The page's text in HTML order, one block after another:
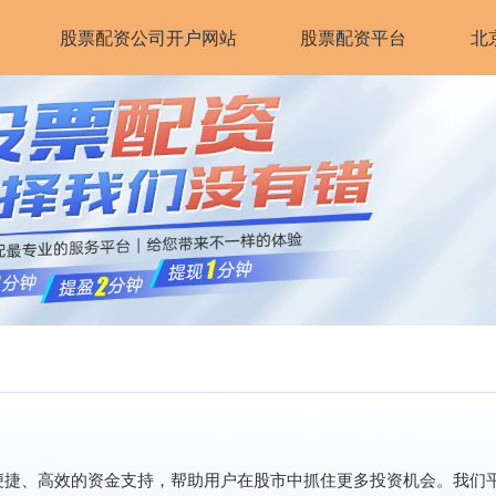
股票配资公司开户网站 股票配资平台 北
、高效的资金支持，帮助用户在股市中抓住更多投资机会。我